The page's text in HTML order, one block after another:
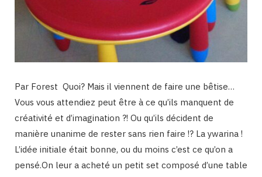
Par Forest Quoi? Mais il viennent de faire une bêtise…
Vous vous attendiez peut être à ce qu’ils manquent de
créativité et d’imagination ?! Ou qu’ils décident de
manière unanime de rester sans rien faire !? La ywarina !
L’idée initiale était bonne, ou du moins c’est ce qu’on a
pensé.On leur a acheté un petit set composé d’une table